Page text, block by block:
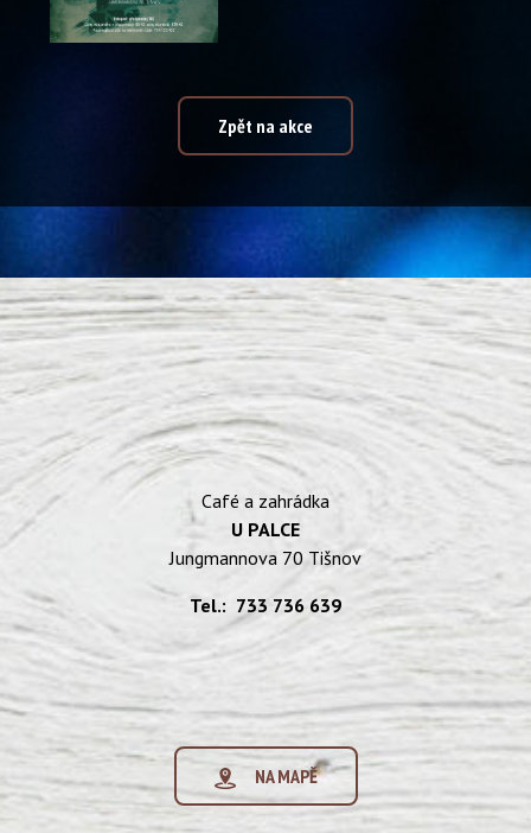
Zpět na akce
Café a zahrádka
U PALCE
Jungmannova 70 Tišnov
Tel.: 733 736 639
NA MAPĚ